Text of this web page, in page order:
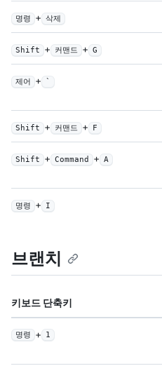
명령 + 삭제
Shift + 커맨드 + G
제어 + `
Shift + 커맨드 + F
Shift + Command + A
명령 + I
브랜치
키보드 단축키
명령 + 1